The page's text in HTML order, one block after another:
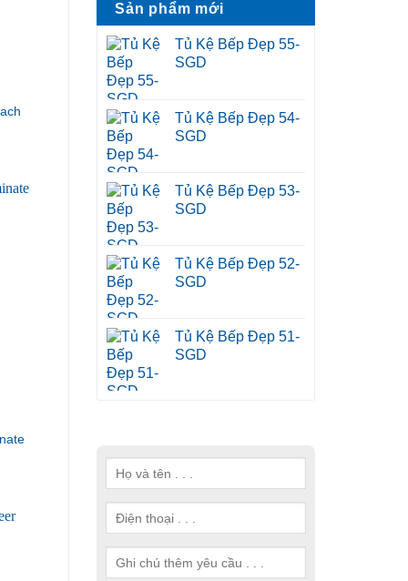
Sản phẩm mới
Tủ Kệ Bếp Đẹp 55-
SGD
Tủ Kệ Bếp Đẹp 54-
SGD
Tủ Kệ Bếp Đẹp 53-
SGD
Tủ Kệ Bếp Đẹp 52-
SGD
Tủ Kệ Bếp Đẹp 51-
SGD